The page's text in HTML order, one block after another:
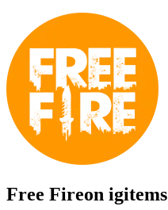
Free Fireon igitems